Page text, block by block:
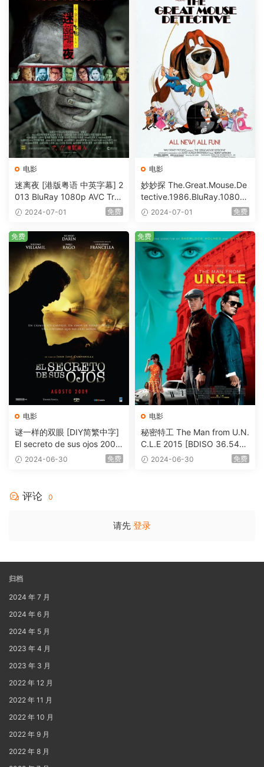
电影
迷离夜 [港版粤语 中英字幕] 2
013 BluRay 1080p AVC Tru
eHD5.1 [BDISO 22.64GB]
2024-07-01 免费
电影
妙妙探 The.Great.Mouse.De
tective.1986.BluRay.1080p.
AVC.DTS-HD.MA.5.1-HDHo
2024-07-01 免费
电影
谜一样的双眼 [DIY简繁中字]
El secreto de sus ojos 2009
1080p Blu-ray AVC DTS-HD
2024-06-30 免费
免费
电影
秘密特工 The Man from U.N.
C.L.E 2015 [BDISO 36.54G
B] 2024-06-30 免费
免费
评论 0
请先 登录
归档
2024 年 7 月
2024 年 6 月
2024 年 5 月
2023 年 4 月
2023 年 3 月
2022 年 12 月
2022 年 11 月
2022 年 10 月
2022 年 9 月
2022 年 8 月